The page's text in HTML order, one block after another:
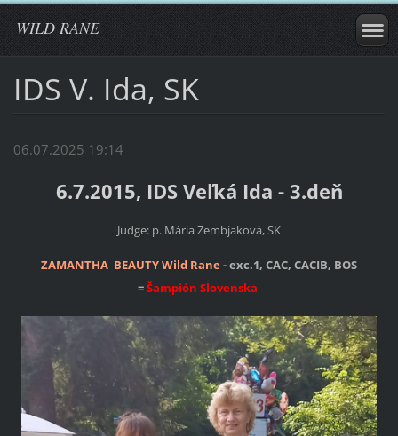
WILD RANE
IDS V. Ida, SK
06.07.2025 19:14
6.7.2015, IDS Veľká Ida - 3.deň
Judge: p. Mária Zembjaková, SK
ZAMANTHA BEAUTY Wild Rane- exc.1, CAC, CACIB, BOS
=Šampión Slovenska